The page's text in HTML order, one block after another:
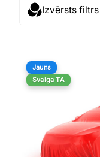
Izvērsts filtrs
Jauns
Svaiga TA